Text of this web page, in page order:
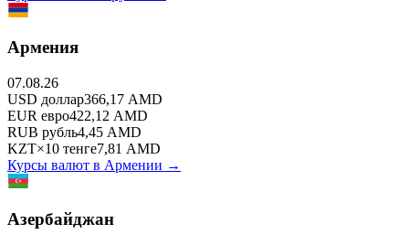
Армения
07.08.26
USD доллар366,17 AMD
EUR евро422,12 AMD
RUB рубль4,45 AMD
KZT×10 тенге7,81 AMD
Курсы валют в Армении →
Азербайджан